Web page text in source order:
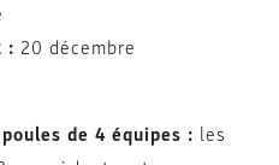
: 20 décembre
de 4 équipes : les